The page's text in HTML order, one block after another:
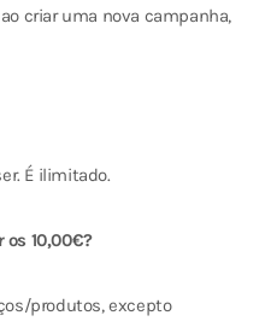
criar uma nova campanha,
É ilimitado.
10,00€?
produtos, excepto